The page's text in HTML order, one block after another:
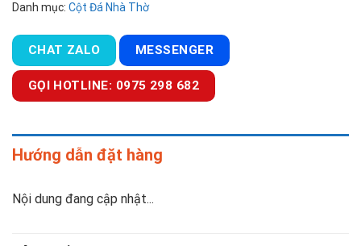
Danh mục: Cột Đá Nhà Thờ
CHAT ZALO MESSENGER
GỌI HOTLINE: 0975 298 682
Hướng dẫn đặt hàng
Nội dung đang cập nhật...